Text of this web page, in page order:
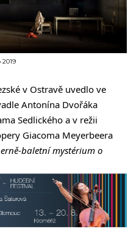
v Ostravě uvedlo ve
Antonína Dvořáka
Sedlického a v režii
Giacoma Meyerbeera
baletní mystérium o